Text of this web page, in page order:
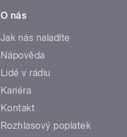
O nás
Jak nás naladíte
Nápověda
Lidé v rádiu
Kariéra
Kontakt
Rozhlasový poplatek